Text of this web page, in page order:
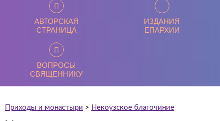
АВТОРСКАЯ
СТРАНИЦА
ИЗДАНИЯ
ЕПАРХИИ
ВОПРОСЫ
СВЯЩЕННИКУ
Приходы и монастыри > Некоузское благочиние